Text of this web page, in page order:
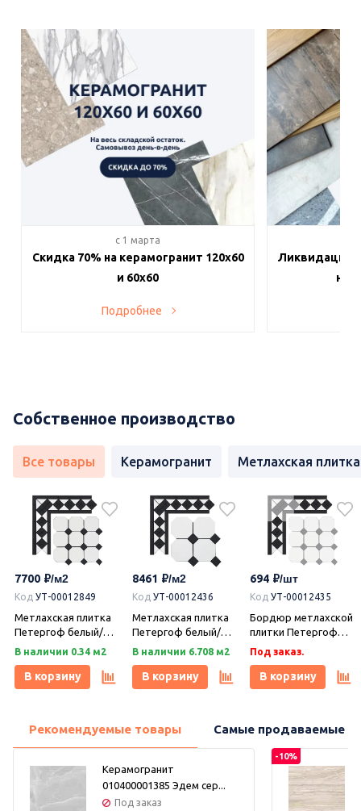
c 1 марта
Скидка 70% на керамогранит 120х60
и 60х60
Подробнее
Ликвидация
на
Собственное производство
Все товары Керамогранит Метлахская плитка
7700
Код УТ-00012849
Метлахская плитка
Петергоф белый/
черный (001/013)
(Керамарк)
В наличии 0.34 м2
В корзину
8461
Код УТ-00012436
Метлахская плитка
Петергоф белый/
черный (001/013)
(Керамарк)
В наличии 6.708 м2
В корзину
694
Код УТ-00012435
Бордюр метлахской
плитки Петергоф
белый/черный
(001/013) 30,9х15,8,
Keramark (Керамарк)
Под заказ.
В корзину
Рекомендуемые товары Самые продаваемые
Керамогранит
010400001385 Эдем сер...
Под заказ
-10%